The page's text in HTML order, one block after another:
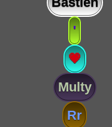
'
💗
Multy
Rr